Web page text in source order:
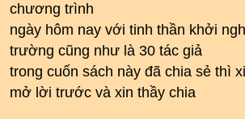
chương trình
ngày hôm nay với tinh thần khởi
trường cũng như là 30 tác giả
trong cuốn sách này đã chia sẻ thì
mở lời trước và xin thầy chia